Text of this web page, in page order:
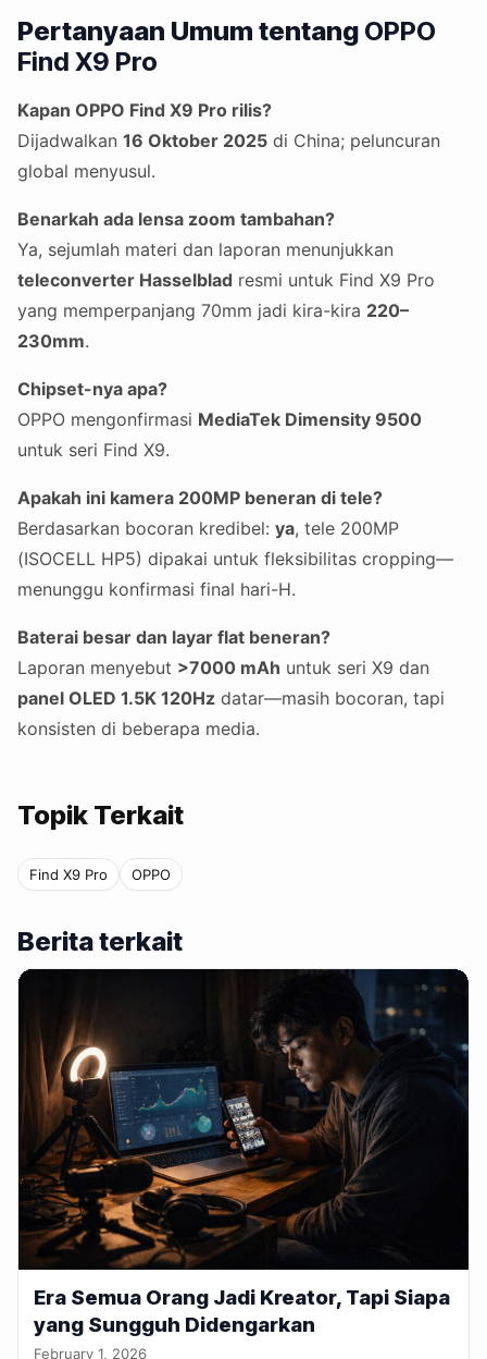
Pertanyaan Umum tentang OPPO
Find X9 Pro
Kapan OPPO Find X9 Pro rilis?
Dijadwalkan 16 Oktober 2025 di China; peluncuran
global menyusul.
Benarkah ada lensa zoom tambahan?
Ya, sejumlah materi dan laporan menunjukkan
teleconverter Hasselblad resmi untuk Find X9 Pro
yang memperpanjang 70mm jadi kira-kira 220–
230mm.
Chipset-nya apa?
OPPO mengonfirmasi MediaTek Dimensity 9500
untuk seri Find X9.
Apakah ini kamera 200MP beneran di tele?
Berdasarkan bocoran kredibel: ya, tele 200MP
(ISOCELL HP5) dipakai untuk fleksibilitas cropping—
menunggu konfirmasi final hari-H.
Baterai besar dan layar flat beneran?
Laporan menyebut >7000 mAh untuk seri X9 dan
panel OLED 1.5K 120Hz datar—masih bocoran, tapi
konsisten di beberapa media.
Topik Terkait
Find X9 Pro OPPO
Berita terkait
Era Semua Orang Jadi Kreator, Tapi Siapa
yang Sungguh Didengarkan
February 1, 2026